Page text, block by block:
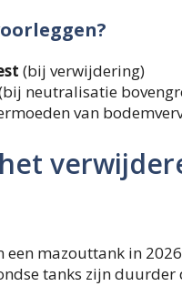
(bij verwijdering)
neutralisatie
van
mazouttank in
tanks zijn duurder